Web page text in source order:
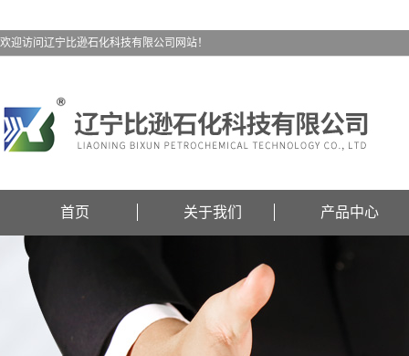
欢迎访问辽宁比逊石化科技有限公司网站！
首页 关于我们 产品中心